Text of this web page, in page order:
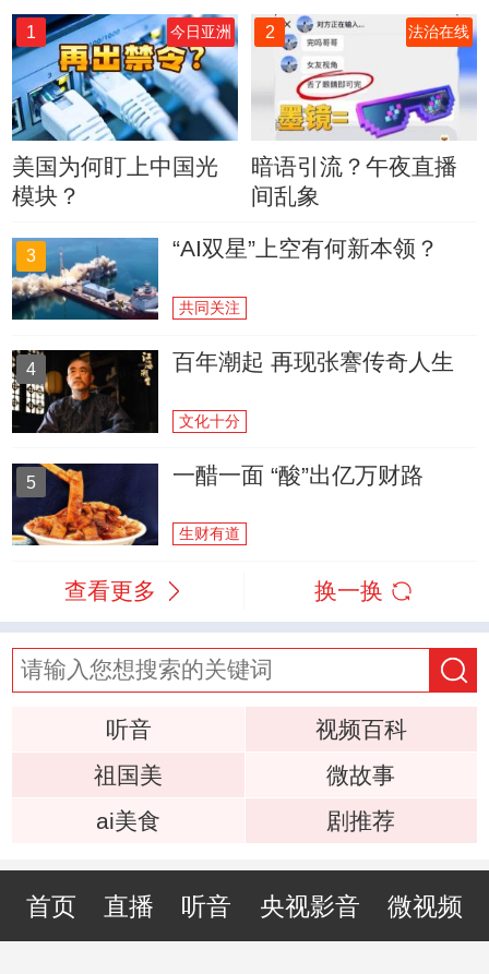
1 今日亚洲
美国为何盯上中国光
模块？
2 法治在线
暗语引流？午夜直播
间乱象
3 “AI双星”上空有何新本领？
共同关注
4 百年潮起 再现张謇传奇人生
文化十分
5 一醋一面 “酸”出亿万财路
生财有道
查看更多 换一换
听音
视频百科
祖国美
微故事
ai美食
剧推荐
首页 直播 听音 央视影音 微视频